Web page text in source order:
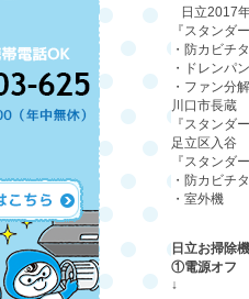
日立2017
『スタンダ
・ 防カビチ
・
ドレンパ
・ ファン分
川口市長蔵
『スタンダ
足立区入谷
『スタンダ
・ 防カビチ
・ 室外機
日立お掃除
①電源オフ
↓